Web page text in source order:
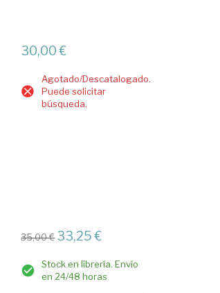
30,00 €
Agotado/Descatalogado.
Puede solicitar
búsqueda.
35,00 € 33,25 €
Stock en librería. Envío
en 24/48 horas